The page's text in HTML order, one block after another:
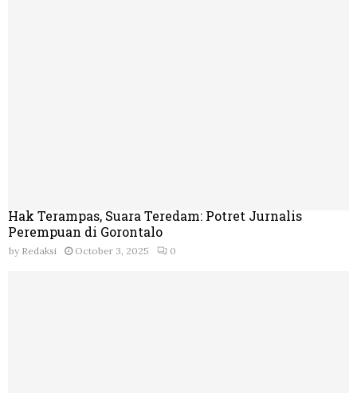
Hak Terampas, Suara Teredam: Potret Jurnalis
Perempuan di Gorontalo
by Redaksi October 3, 2025 0